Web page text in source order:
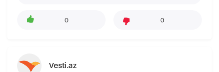
0 0
Vesti.az